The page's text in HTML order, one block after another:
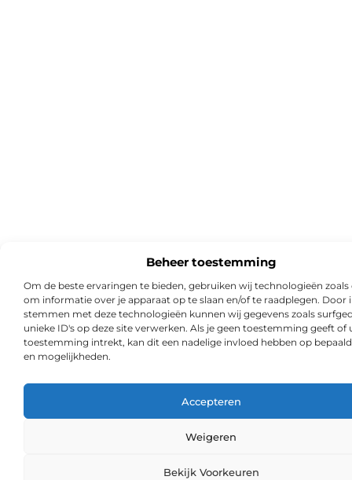
Beheer toestemming
Om de beste ervaringen te bieden, gebruiken wij technologieën zoals
om informatie over je apparaat op te slaan en/of te raadplegen. Door
stemmen met deze technologieën kunnen wij gegevens zoals
unieke ID's op deze site verwerken. Als je geen toestemming geeft of
toestemming intrekt, kan dit een nadelige invloed hebben op
en mogelijkheden.
Accepteren
Weigeren
Bekijk Voorkeuren